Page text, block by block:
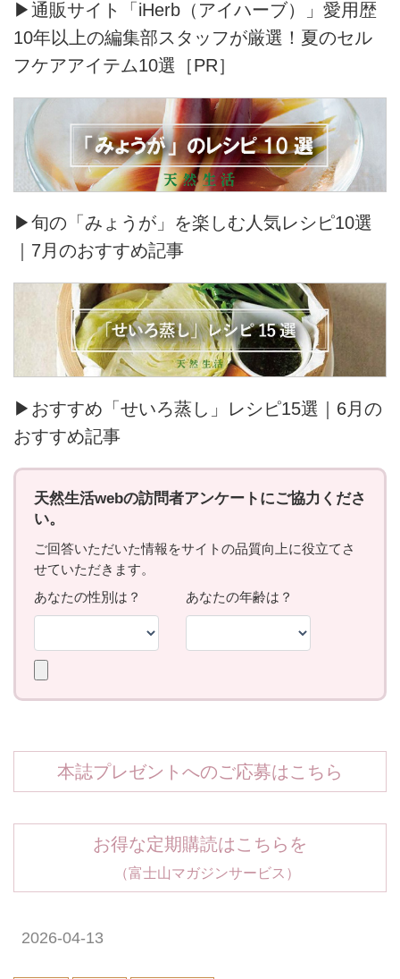
▶通販サイト「iHerb（アイハーブ）」愛用歴
10年以上の編集部スタッフが厳選！夏のセル
フケアアイテム10選［PR］
▶旬の「みょうが」を楽しむ人気レシピ10選
｜7月のおすすめ記事
▶おすすめ「せいろ蒸し」レシピ15選｜6月の
おすすめ記事
本誌プレゼントへのご応募はこちら
お得な定期購読はこちらを
（富士山マガジンサービス）
2026-04-13